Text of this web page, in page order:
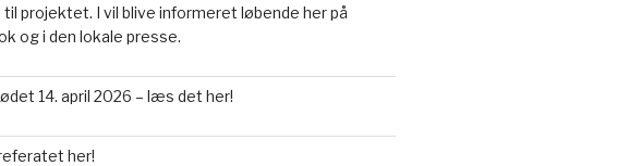
projektet. I vil blive informeret løbende her på
og i den lokale presse.
14. april 2026 – læs det her!
her!